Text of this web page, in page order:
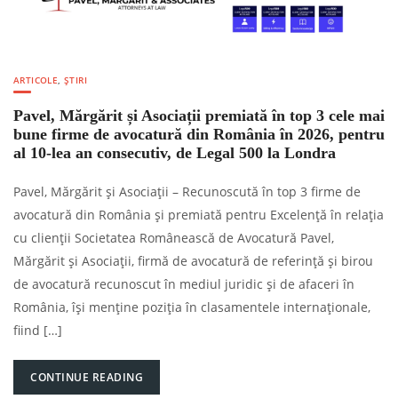
ARTICOLE,ȘTIRI
Pavel, Mărgărit și Asociații premiată în top 3 cele mai
bune firme de avocatură din România în 2026, pentru
al 10-lea an consecutiv, de Legal 500 la Londra
Pavel, Mărgărit și Asociații – Recunoscută în top 3 firme de
avocatură din România și premiată pentru Excelență în relația
cu clienții Societatea Românească de Avocatură Pavel,
Mărgărit și Asociații, firmă de avocatură de referință și birou
de avocatură recunoscut în mediul juridic și de afaceri în
România, își menține poziția în clasamentele internaționale,
fiind […]
CONTINUE READING